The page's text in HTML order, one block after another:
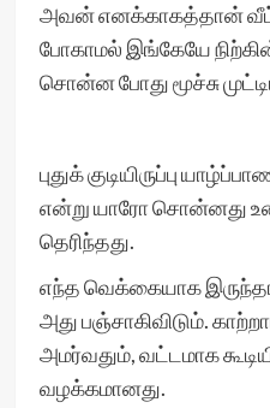
அவன் எனக்காகத்தான்
போகாமல் இங்கேயே
சொன்ன போது மூச்சு
புதுக் குடியிருப்பு
என்று யாரோ சொன்னது
தெரிந்தது.
எந்த வெக்கையாக
அது பஞ்சாகிவிடும்.
அமர்வதும், வட்டமாக
வழக்கமானது.